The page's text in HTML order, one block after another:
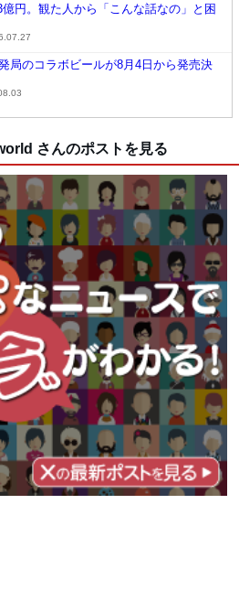
円。観た人から「こんな話なの」と困
局のコラボビールが8月4日から発売決
さんのポストを見る